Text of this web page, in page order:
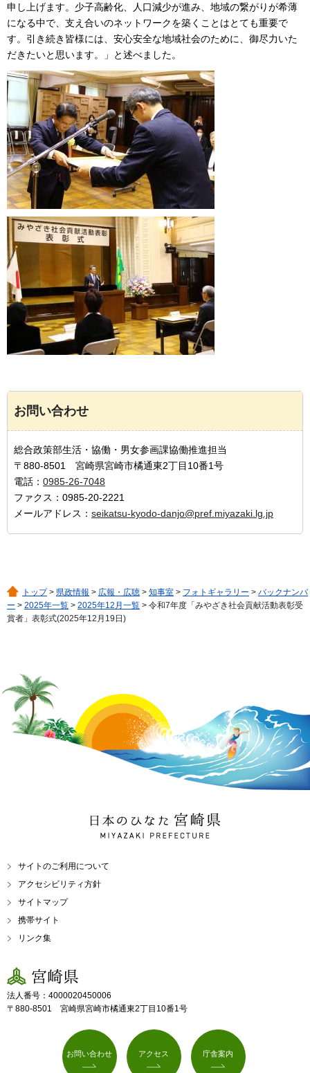
申し上げます。少子高齢化、人口減少が進み、地域の繋がりが希薄
になる中で、支え合いのネットワークを築くことはとても重要で
す。引き続き皆様には、安心安全な地域社会のために、御尽力いた
だきたいと思います。」と述べました。
お問い合わせ
総合政策部生活・協働・男女参画課協働推進担当
〒880-8501 宮崎県宮崎市橘通東2丁目10番1号
電話： 0985-26-7048
ファクス：0985-20-2221
メールアドレス： seikatsu-kyodo-danjo@pref.miyazaki.lg.jp
トップ> 県政情報 > 広報・広聴 > 知事室 > フォトギャラリー > バックナンバ
ー > 2025年一覧 > 2025年12月一覧 > 令和7年度「みやざき社会貢献活動表彰受
賞者」表彰式(2025年12月19日)
日本のひなた 宮崎県
MIYAZAKI PREFECTURE
サイトのご利用について
アクセシビリティ方針
サイトマップ
携帯サイト
リンク集
宮崎県
法人番号：4000020450006
〒880-8501 宮崎県宮崎市橘通東2丁目10番1号
お問い合わせ アクセス 庁舎案内